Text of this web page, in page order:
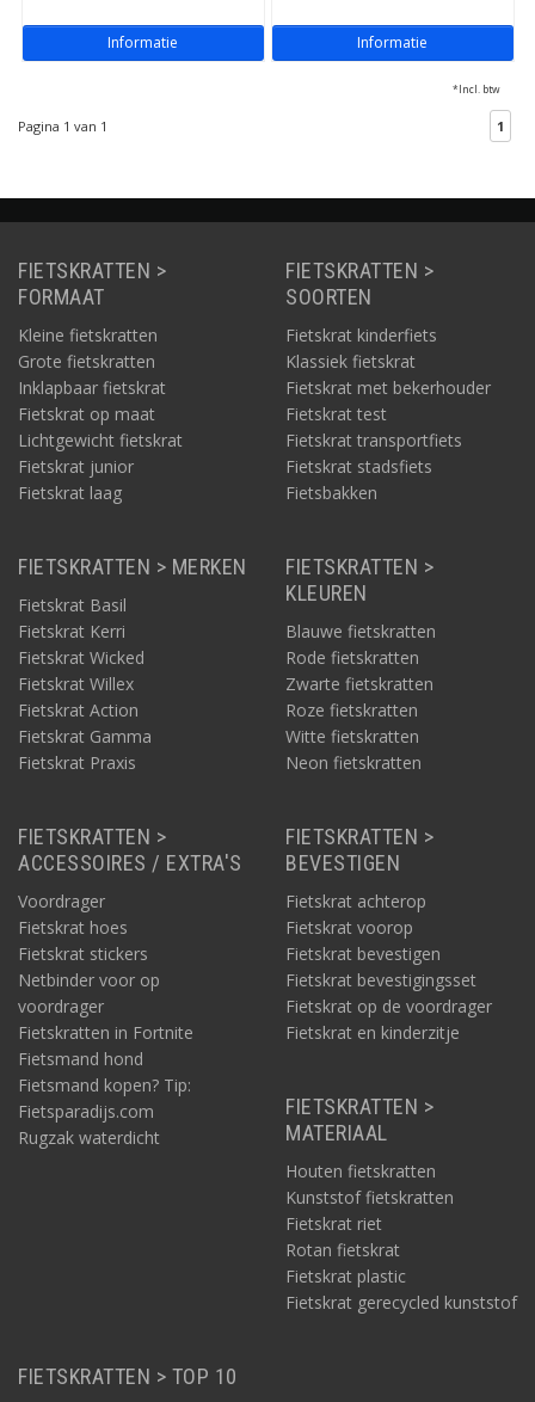
Informatie Informatie
*Incl. btw
Pagina 1 van 1 1
FIETSKRATTEN >
FORMAAT
Kleine fietskratten
Grote fietskratten
Inklapbaar fietskrat
Fietskrat op maat
Lichtgewicht fietskrat
Fietskrat junior
Fietskrat laag
FIETSKRATTEN >
SOORTEN
Fietskrat kinderfiets
Klassiek fietskrat
Fietskrat met bekerhouder
Fietskrat test
Fietskrat transportfiets
Fietskrat stadsfiets
Fietsbakken
FIETSKRATTEN > MERKEN
Fietskrat Basil
Fietskrat Kerri
Fietskrat Wicked
Fietskrat Willex
Fietskrat Action
Fietskrat Gamma
Fietskrat Praxis
FIETSKRATTEN >
KLEUREN
Blauwe fietskratten
Rode fietskratten
Zwarte fietskratten
Roze fietskratten
Witte fietskratten
Neon fietskratten
FIETSKRATTEN >
ACCESSOIRES / EXTRA'S
Voordrager
Fietskrat hoes
Fietskrat stickers
Netbinder voor op
voordrager
Fietskratten in Fortnite
Fietsmand hond
Fietsmand kopen? Tip:
Fietsparadijs.com
Rugzak waterdicht
FIETSKRATTEN >
BEVESTIGEN
Fietskrat achterop
Fietskrat voorop
Fietskrat bevestigen
Fietskrat bevestigingsset
Fietskrat op de voordrager
Fietskrat en kinderzitje
FIETSKRATTEN >
MATERIAAL
Houten fietskratten
Kunststof fietskratten
Fietskrat riet
Rotan fietskrat
Fietskrat plastic
Fietskrat gerecycled kunststof
FIETSKRATTEN > TOP 10